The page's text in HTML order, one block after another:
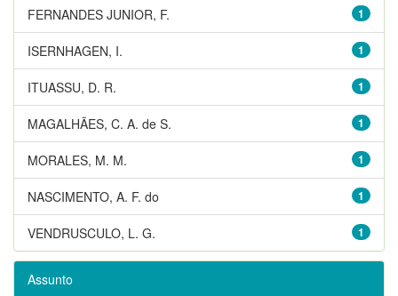
1
FERNANDES JUNIOR, F.
1
ISERNHAGEN, I.
1
ITUASSU, D. R.
1
MAGALHÃES, C. A. de S.
1
MORALES, M. M.
1
NASCIMENTO, A. F. do
1
VENDRUSCULO, L. G.
Assunto